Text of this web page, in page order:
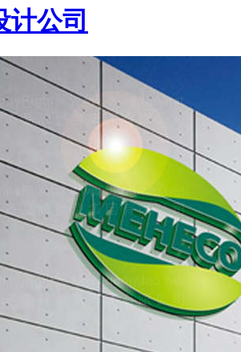
计公司